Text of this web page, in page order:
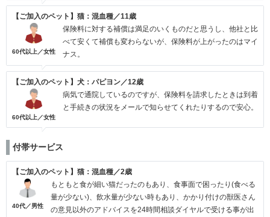
【ご加入のペット】猫：混血種／11歳
60代以上／女性
保険料に対する補償は満足のいくものだと思うし、他社と比
べて安くて補償も変わらないが、保険料が上がったのはマイ
ナス。
【ご加入のペット】犬：パピヨン／12歳
60代以上／女性
病気で通院しているのですが、保険料を請求したときは到着
と手続きの状況をメールで知らせてくれたりするので安心。
付帯サービス
【ご加入のペット】猫：混血種／2歳
40代／男性
もともと食が細い猫だったのもあり、食事面で困ったり(食べる
量が少ない)、飲水量が少ない時もあり、かかり付けの獣医さん
の意見以外のアドバイスを24時間相談ダイヤルで受ける事が出